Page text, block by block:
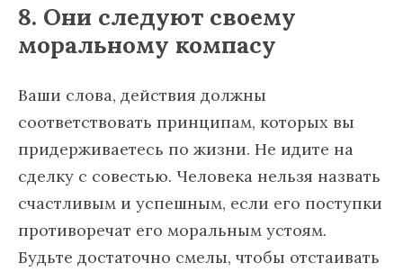
8. Они следуют своему
моральному компасу
Ваши слова, действия должны
соответствовать принципам, которых вы
придерживаетесь по жизни. Не идите на
сделку с совестью. Человека нельзя назвать
счастливым и успешным, если его поступки
противоречат его моральным устоям.
Будьте достаточно смелы, чтобы отстаивать